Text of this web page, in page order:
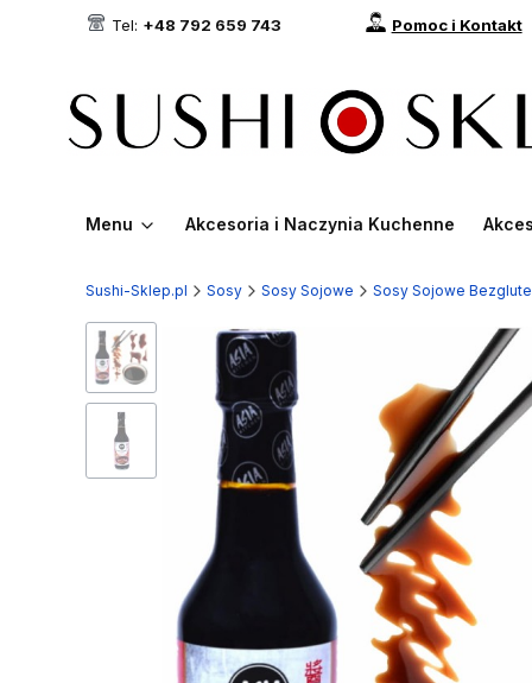
Tel: +48 792 659 743 Pomoc i Kontakt
Menu Akcesoria i Naczynia Kuchenne
Sushi-Sklep.pl Sosy Sosy Sojowe Sosy Sojowe